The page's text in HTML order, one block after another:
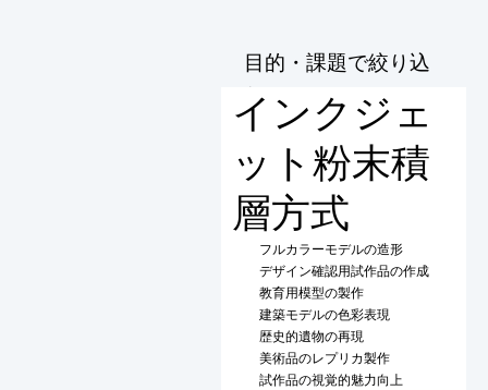
目的・課題で絞り込
む
インクジェ
ット粉末積
層方式
フルカラーモデルの造形
デザイン確認用試作品の作成
教育用模型の製作
建築モデルの色彩表現
歴史的遺物の再現
美術品のレプリカ製作
試作品の視覚的魅力向上